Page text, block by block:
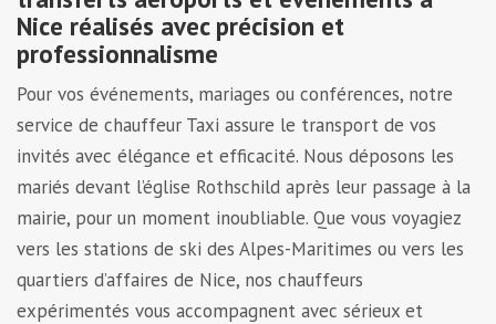
Nice réalisés avec précision et
professionnalisme
Pour vos événements, mariages ou conférences, notre
service de chauffeur Taxi assure le transport de vos
invités avec élégance et efficacité. Nous déposons les
mariés devant l’église Rothschild après leur passage à la
mairie, pour un moment inoubliable. Que vous voyagiez
vers les stations de ski des Alpes-Maritimes ou vers les
quartiers d’affaires de Nice, nos chauffeurs
expérimentés vous accompagnent avec sérieux et